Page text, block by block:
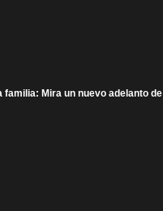
familia: Mira un nuevo adelanto de